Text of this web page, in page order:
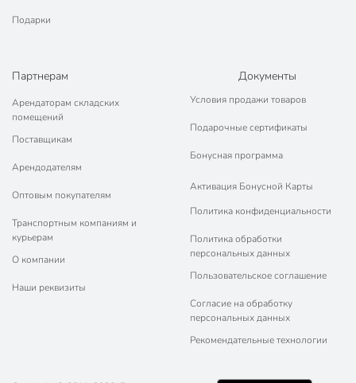
Подарки
Партнерам
Арендаторам складских
помещений
Поставщикам
Арендодателям
Оптовым покупателям
Транспортным компаниям и
курьерам
О компании
Наши реквизиты
Документы
Условия продажи товаров
Подарочные сертификаты
Бонусная программа
Активация Бонусной Карты
Политика конфиденциальности
Политика обработки
персональных данных
Пользовательское соглашение
Согласие на обработку
персональных данных
Рекомендательные технологии